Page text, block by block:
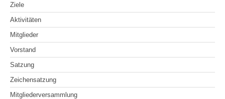
Ziele
Aktivitäten
Mitglieder
Vorstand
Satzung
Zeichensatzung
Mitgliederversammlung